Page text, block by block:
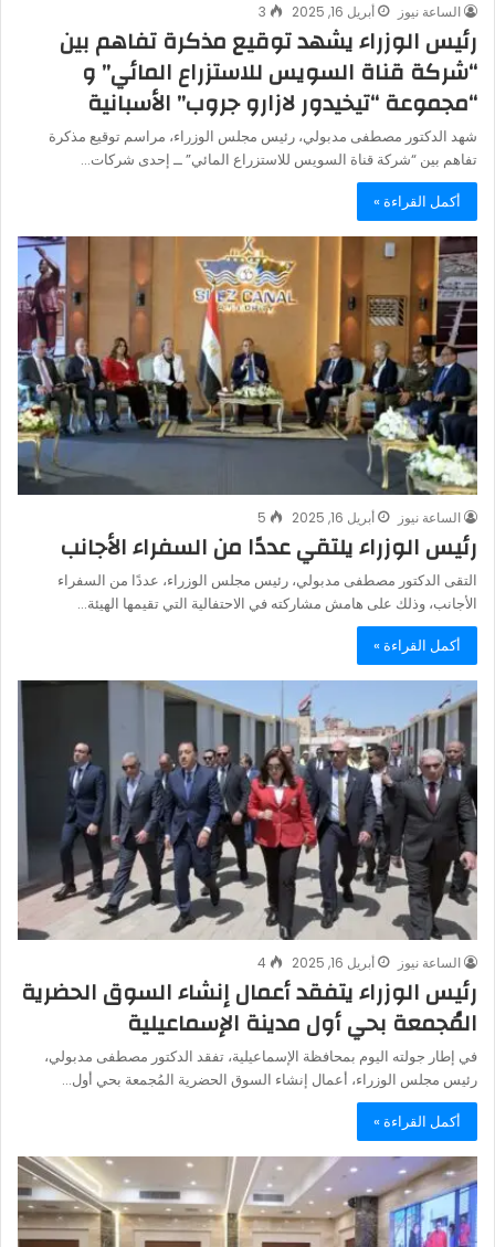
الساعة نيوز أبريل 16, 2025 3
رئيس الوزراء يشهد توقيع مذكرة تفاهم بين
“شركة قناة السويس للاستزراع المائي” و
“مجموعة “تيخيدور لازارو جروب” الأسبانية
شهد الدكتور مصطفى مدبولي، رئيس مجلس الوزراء، مراسم توقيع مذكرة
تفاهم بين “شركة قناة السويس للاستزراع المائي” ــ إحدى شركات…
أكمل القراءة »
الساعة نيوز أبريل 16, 2025 5
رئيس الوزراء يلتقي عددًا من السفراء الأجانب
التقى الدكتور مصطفى مدبولي، رئيس مجلس الوزراء، عددًا من السفراء
الأجانب، وذلك على هامش مشاركته في الاحتفالية التي تقيمها الهيئة…
أكمل القراءة »
الساعة نيوز أبريل 16, 2025 4
رئيس الوزراء يتفقد أعمال إنشاء السوق الحضرية
المُجمعة بحي أول مدينة الإسماعيلية
في إطار جولته اليوم بمحافظة الإسماعيلية، تفقد الدكتور مصطفى مدبولي،
رئيس مجلس الوزراء، أعمال إنشاء السوق الحضرية المُجمعة بحي أول…
أكمل القراءة »